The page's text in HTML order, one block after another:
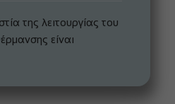
της λειτουργίας του
είναι